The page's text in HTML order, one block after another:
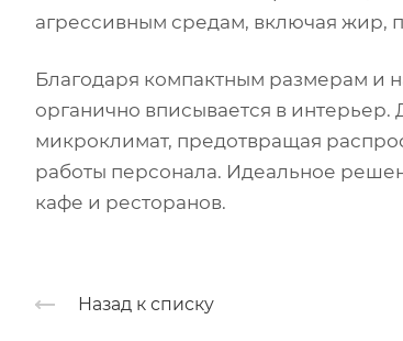
агрессивным средам, включая жир,
Благодаря компактным размерам и
органично вписывается в
микроклимат, предотвращая
работы персонала. Идеальное
кафе и ресторанов.
Назад к списку